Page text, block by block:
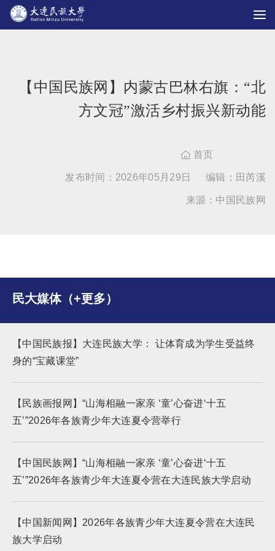
【中国民族网】内蒙古巴林右旗：“北
方文冠”激活乡村振兴新动能
 首页
发布时间：2026年05月29日 编辑：田芮溪
来源：中国民族网
民大媒体（+更多）
【中国民族报】大连民族大学： 让体育成为学生受益终
身的“宝藏课堂”
【民族画报网】“山海相融一家亲 ‘童’心奋进‘十五
五’”2026年各族青少年大连夏令营举行
【中国民族网】“山海相融一家亲 ‘童’心奋进‘十五
五’”2026年各族青少年大连夏令营在大连民族大学启动
【中国新闻网】2026年各族青少年大连夏令营在大连民
族大学启动